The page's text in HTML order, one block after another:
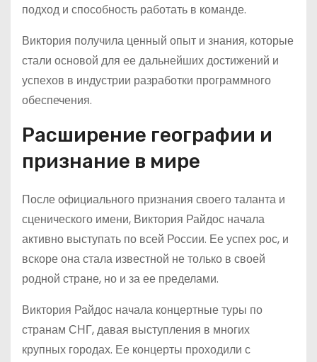
подход и способность работать в команде.
Виктория получила ценный опыт и знания, которые
стали основой для ее дальнейших достижений и
успехов в индустрии разработки программного
обеспечения.
Расширение географии и
признание в мире
После официального признания своего таланта и
сценического имени, Виктория Райдос начала
активно выступать по всей России. Ее успех рос, и
вскоре она стала известной не только в своей
родной стране, но и за ее пределами.
Виктория Райдос начала концертные туры по
странам СНГ, давая выступления в многих
крупных городах. Ее концерты проходили с